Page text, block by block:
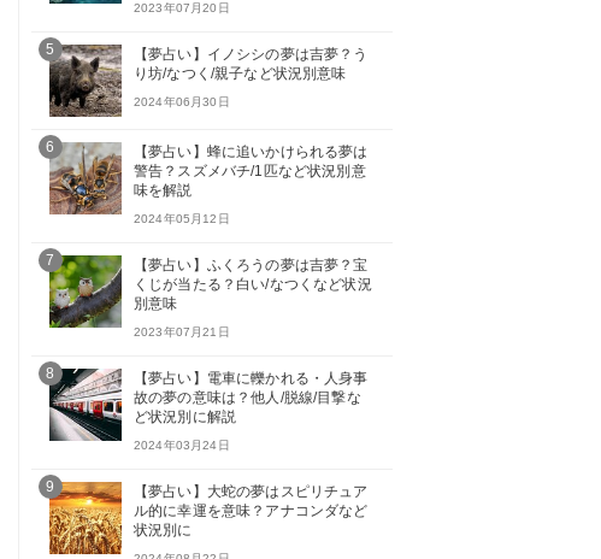
2023年07月20日
5
【夢占い】イノシシの夢は吉夢？う
り坊/なつく/親子など状況別意味
2024年06月30日
6
【夢占い】蜂に追いかけられる夢は
警告？スズメバチ/1匹など状況別意
味を解説
2024年05月12日
7
【夢占い】ふくろうの夢は吉夢？宝
くじが当たる？白い/なつくなど状況
別意味
2023年07月21日
8
【夢占い】電車に轢かれる・人身事
故の夢の意味は？他人/脱線/目撃な
ど状況別に解説
2024年03月24日
9
【夢占い】大蛇の夢はスピリチュア
ル的に幸運を意味？アナコンダなど
状況別に